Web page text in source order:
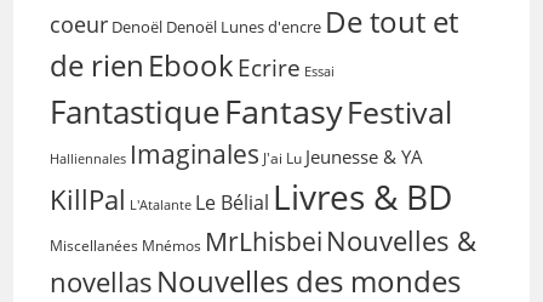
coeur Denoël Denoël Lunes d'encre De tout et
de rien EbookEcrire Essai
FantastiqueFantasyFestival
Halliennales Imaginales J'ai Lu Jeunesse & YA
KillPal L'Atalante Le Bélial Livres & BD
Miscellanées Mnémos MrLhisbei Nouvelles &
novellas Nouvelles des mondes